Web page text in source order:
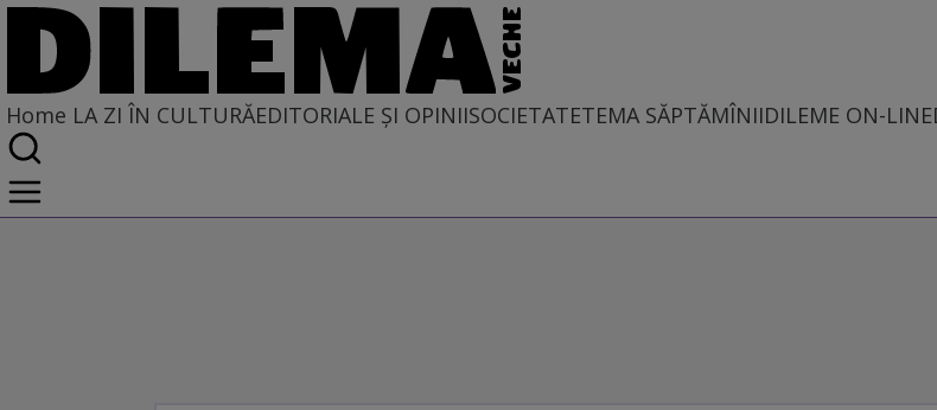
Home LA ZI ÎN CULTURĂEDITORIALE ȘI OPINIISOCIETATETEMA SĂPTĂMÎNIIDILEME ON-LINE